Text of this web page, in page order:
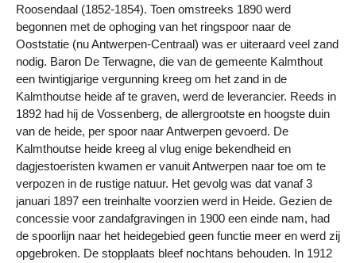
Roosendaal (1852-1854). Toen omstreeks 1890 werd
begonnen met de ophoging van het ringspoor naar de
Ooststatie (nu Antwerpen-Centraal) was er uiteraard veel zand
nodig. Baron De Terwagne, die van de gemeente Kalmthout
een twintigjarige vergunning kreeg om het zand in de
Kalmthoutse heide af te graven, werd de leverancier. Reeds in
1892 had hij de Vossenberg, de allergrootste en hoogste duin
van de heide, per spoor naar Antwerpen gevoerd. De
Kalmthoutse heide kreeg al vlug enige bekendheid en
dagjestoeristen kwamen er vanuit Antwerpen naar toe om te
verpozen in de rustige natuur. Het gevolg was dat vanaf 3
januari 1897 een treinhalte voorzien werd in Heide. Gezien de
concessie voor zandafgravingen in 1900 een einde nam, had
de spoorlijn naar het heidegebied geen functie meer en werd zij
opgebroken. De stopplaats bleef nochtans behouden. In 1912